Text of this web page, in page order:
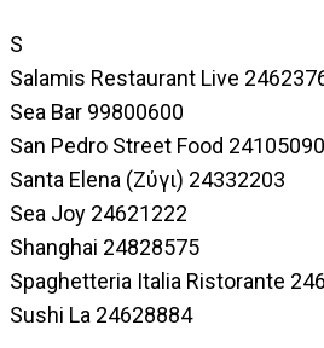
S
Salamis Restaurant Live
Sea Bar 99800600
San Pedro Street Food 24105090
Santa Elena (Ζύγι) 24332203
Sea Joy 24621222
Shanghai 24828575
Spaghetteria Italia Ristorante
Sushi La 24628884